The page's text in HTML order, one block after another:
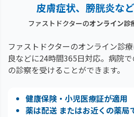
皮膚症状、膀胱炎な
ファストドクターのオンライン診
ファストドクターのオンライン診
良などに24時間365日対応。 病院
の診察を受けることができます。
健康保険・小児医療証が適用
薬は配送 またはお近くの薬局